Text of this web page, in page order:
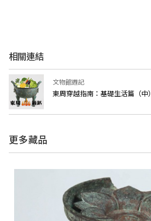
相關連結
文物館週記
東周穿越指南：基礎生活篇（中）
更多藏品